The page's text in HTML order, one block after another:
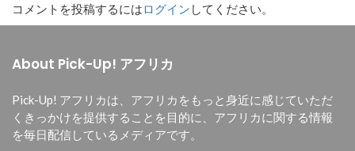
コメントを投稿するにはログイン してください。
About Pick-Up! アフリカ
Pick-Up! アフリカは、 アフリカをもっと身近に感じていただ
くきっかけを提供することを目的に、 アフリカに関する情報
を毎日配信しているメディアです。